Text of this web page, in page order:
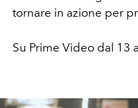
tornare in azione per
Su Prime Video dal 13